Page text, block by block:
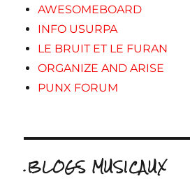
AWESOMEBOARD
INFO USURPA
LE BRUIT ET LE FURAN
ORGANIZE AND ARISE
PUNX FORUM
.BLOGS MUSICAUX